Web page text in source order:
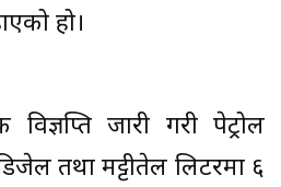
हो।
जारी गरी पेट्रोल
तथा मट्टीतेल लिटरमा ६